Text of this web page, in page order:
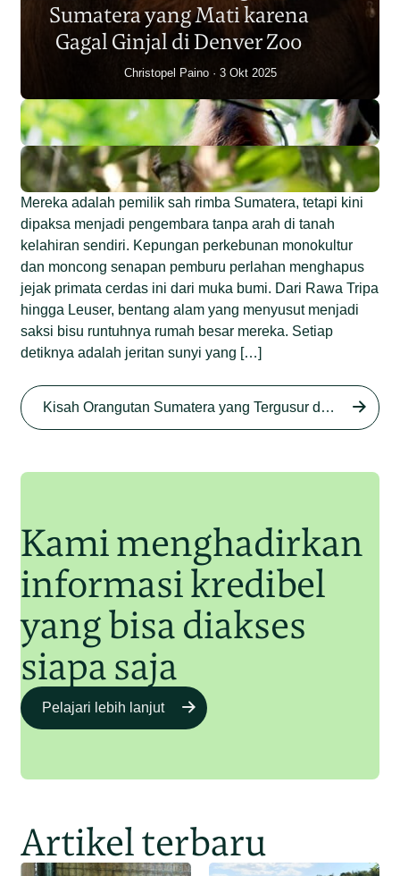
Junaidi Hanafiah 14 Jul 2026
Sumatera yang Mati karena
Gagal Ginjal di Denver Zoo
Christopel Paino 3 Okt 2025
Sumatera di Rawa Tripa
Junaidi Hanafiah 27 Agu 2025
Begini Modus Perburuan
Mereka adalah pemilik sah rimba Sumatera, tetapi kini
dipaksa menjadi pengembara tanpa arah di tanah
kelahiran sendiri. Kepungan perkebunan monokultur
dan moncong senapan pemburu perlahan menghapus
jejak primata cerdas ini dari muka bumi. Dari Rawa Tripa
hingga Leuser, bentang alam yang menyusut menjadi
saksi bisu runtuhnya rumah besar mereka. Setiap
detiknya adalah jeritan sunyi yang […]
Kisah Orangutan Sumatera yang Tergusur dari Rumah Sendiri series
Kami menghadirkan
informasi kredibel
yang bisa diakses
siapa saja
Pelajari lebih lanjut
Artikel terbaru